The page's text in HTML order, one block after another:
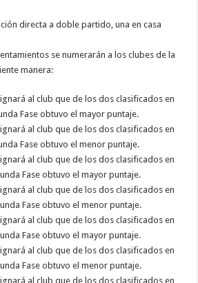
directa a doble partido, una en casa
se numerarán a los clubes de la
manera:
al club que de los dos clasificados en
Fase obtuvo el mayor puntaje.
al club que de los dos clasificados en
Fase obtuvo el menor puntaje.
al club que de los dos clasificados en
Fase obtuvo el mayor puntaje.
al club que de los dos clasificados en
Fase obtuvo el menor puntaje.
al club que de los dos clasificados en
Fase obtuvo el mayor puntaje.
al club que de los dos clasificados en
Fase obtuvo el menor puntaje.
al club que de los dos clasificados en